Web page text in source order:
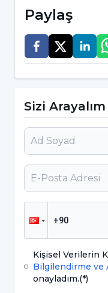
7.aydan sonra
bakımverenden
belirtileri) ve
olarak başka
Bunlardan en
Bağlanma ve
denge oluşur.
sunar, bebek keşif
bakım verene
0-2 ay:Bebeğin
başı döndürme,
Paylaş
Sizi Arayalım
Kişisel Verilerin
Bilgilendirme ve
onayladım.(*)